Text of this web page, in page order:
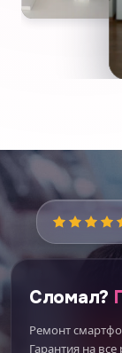
Сломал?
Ремонт
Гарантия на